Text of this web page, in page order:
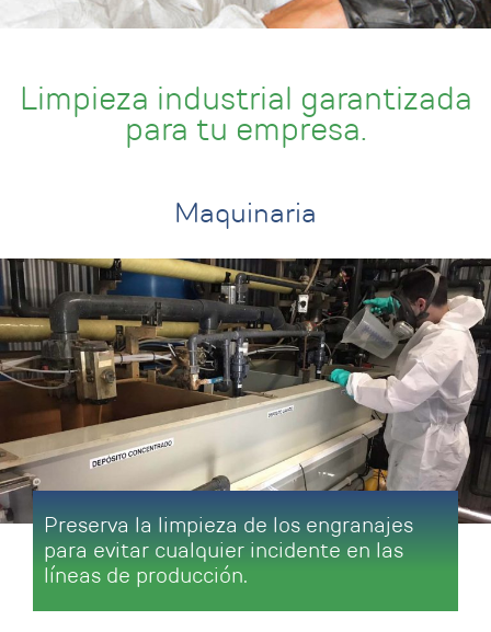
Limpieza industrial garantizada
para tu empresa.
Maquinaria
Preserva la limpieza de los engranajes
para evitar cualquier incidente en las
líneas de producción.